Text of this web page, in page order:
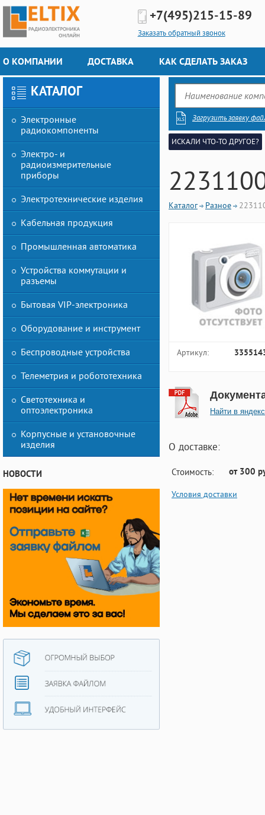
+7(495)215-15-89
Заказать обратный звонок
О КОМПАНИИ ДОСТАВКА КАК СДЕЛАТЬ ЗАКАЗ
КАТАЛОГ
Электронные
радиокомпоненты
Электро- и
радиоизмерительные
приборы
Электротехнические изделия
Кабельная продукция
Промышленная автоматика
Устройства коммутации и
разъемы
Бытовая VIP-электроника
Оборудование и инструмент
Беспроводные устройства
Телеметрия и робототехника
Светотехника и
оптоэлектроника
Корпусные и установочные
изделия
НОВОСТИ
Загрузить заявку
ИСКАЛИ ЧТО-ТО ДРУГОЕ?
Каталог Разное
Артикул:
Найти в яндекс
О доставке:
Стоимость: от 300
Условия доставки